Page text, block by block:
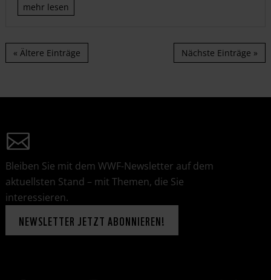
mehr lesen
« Ältere Einträge Nächste Einträge »
Bleiben Sie mit dem WWF-Newsletter auf dem
aktuellsten Stand – mit Themen, die Sie
interessieren.
NEWSLETTER JETZT ABONNIEREN!